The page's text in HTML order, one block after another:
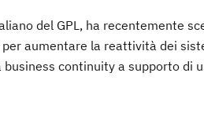
del GPL, ha recentemente
per aumentare la reattività dei
continuity a supporto di